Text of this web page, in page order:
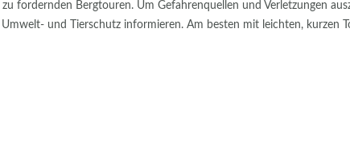
fordernden Bergtouren. Um Gefahrenquellen und Verletzungen
und Tierschutz informieren. Am besten mit leichten, kurzen